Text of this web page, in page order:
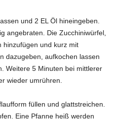
und 2 EL Öl hineingeben.
angebraten. Die Zucchiniwürfel,
hinzufügen und kurz mit
dazugeben, aufkochen lassen
Weitere 5 Minuten bei mittlerer
wieder umrühren.
füllen und glattstreichen.
Eine Pfanne heiß werden